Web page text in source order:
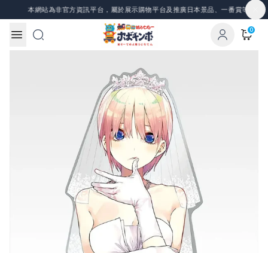
Skip to content
為非官方資訊平台，屬於展示購物平台及推廣日本景品、一番賞等資訊，所有圖片與
0